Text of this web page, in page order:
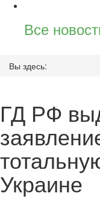
Все
Вы здесь:
ГД РФ
Украине